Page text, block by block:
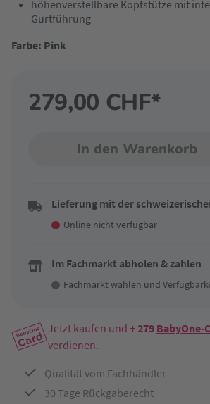
höhenverstellbare Kopfstütze mit
Gurtführung
Farbe: Pink
279,00 CHF*
In den Warenkorb
Lieferung mit der
Online nicht verfügbar
Im Fachmarkt abholen & zahlen
Fachmarkt wählen und
Jetzt kaufen und + 279 BabyOne-
verdienen.
Qualität vom Fachhändler
30 Tage Rückgaberecht